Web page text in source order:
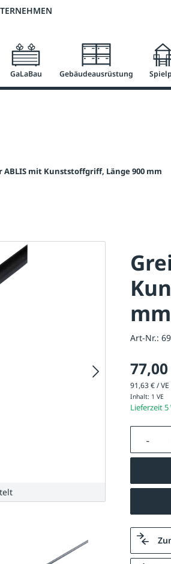
versandkostenfrei ab 50 €
GaLaBau Gebäudeausrüstung
ABLIS mit Kunststoffgriff, Länge 900 mm
mm
Art-Nr.:
91,63 € /
Inhalt: 1 VE
Lieferzeit